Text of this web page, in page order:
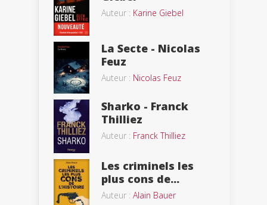
Auteur : Karine Giebel
La Secte - Nicolas
Feuz
Auteur : Nicolas Feuz
Sharko - Franck
Thilliez
Auteur : Franck Thilliez
Les criminels les
plus cons de...
Auteur : Alain Bauer